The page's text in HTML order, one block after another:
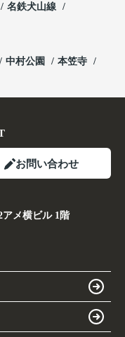
名鉄犬山線
中村公園
本笠寺
お問い合わせ
アメ横ビル 1階